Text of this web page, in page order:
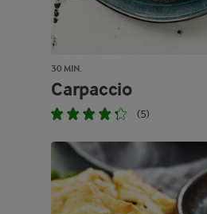
30 MIN.
Carpaccio
(5)